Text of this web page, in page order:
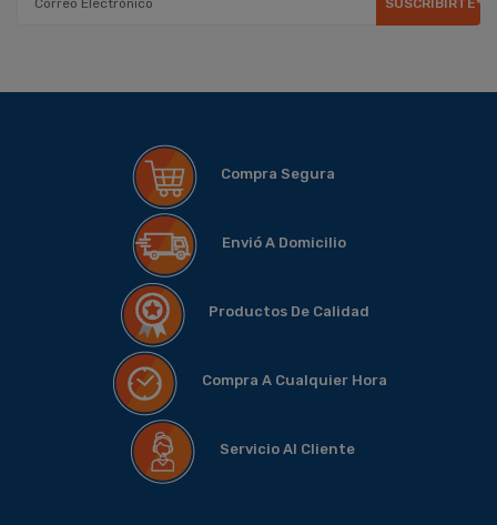
Compra Segura
Envió A Domicilio
Productos De Calidad
Compra A Cualquier Hora
Servicio Al Cliente